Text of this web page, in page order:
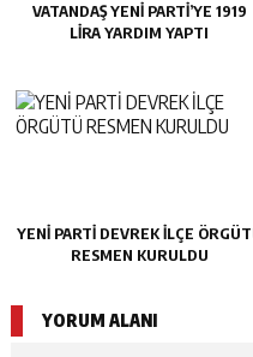
VATANDAŞ YENİ PARTİ’YE 1919
LİRA YARDIM YAPTI
YENİ PARTİ DEVREK İLÇE
RESMEN KURULDU
YORUM ALANI